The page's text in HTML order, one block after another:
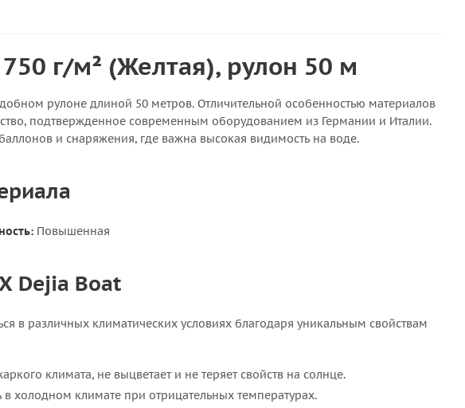
г/м² (Желтая), рулон 50 м
рулоне длиной 50 метров. Отличительной особенностью материалов
подтвержденное современным оборудованием из Германии и Италии.
и снаряжения, где важна высокая видимость на воде.
Повышенная
Dejia Boat
в различных климатических условиях благодаря уникальным свойствам
климата, не выцветает и не теряет свойств на солнце.
в холодном климате при отрицательных температурах.